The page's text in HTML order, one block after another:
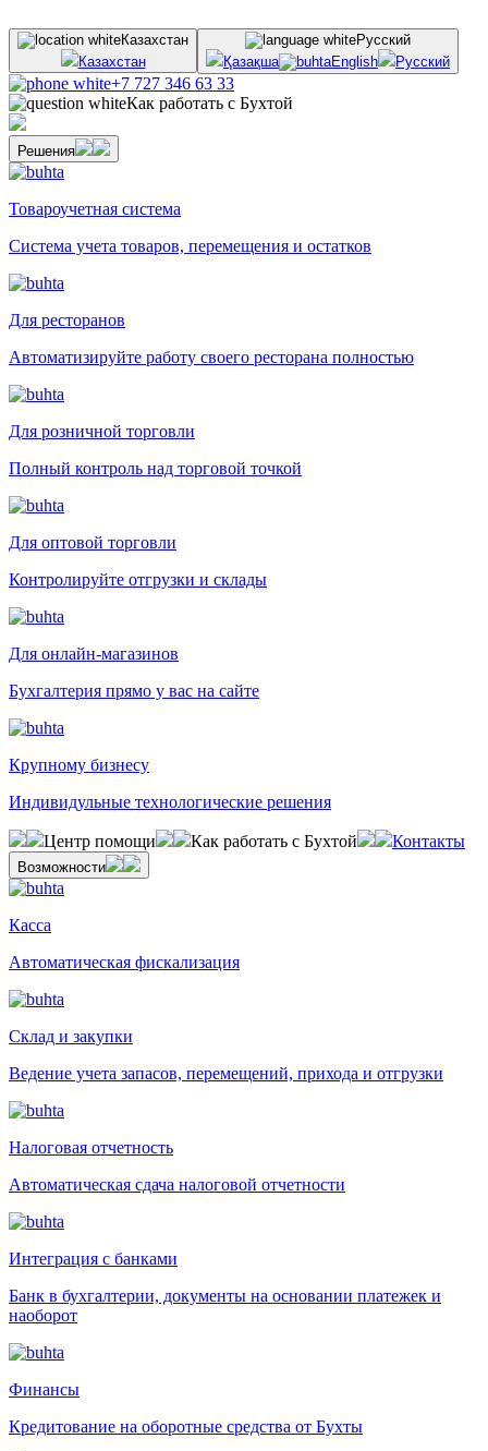
Казахстан
Казахстан
Русский
Қазақша
English Русский
+7 727 346 63 33
Как работать с Бухтой
Решения
Товароучетная система
Система учета товаров, перемещения и остатков
Для ресторанов
Автоматизируйте работу своего ресторана полностью
Для розничной торговли
Полный контроль над торговой точкой
Для оптовой торговли
Контролируйте отгрузки и склады
Для онлайн-магазинов
Бухгалтерия прямо у вас на сайте
Крупному бизнесу
Индивидульные технологические решения
Центр помощи Как работать с Бухтой Контакты
Возможности
Касса
Автоматическая фискализация
Склад и закупки
Ведение учета запасов, перемещений, прихода и отгрузки
Налоговая отчетность
Автоматическая сдача налоговой отчетности
Интеграция с банками
Банк в бухгалтерии, документы на основании платежек и
наоборот
Финансы
Кредитование на оборотные средства от Бухты